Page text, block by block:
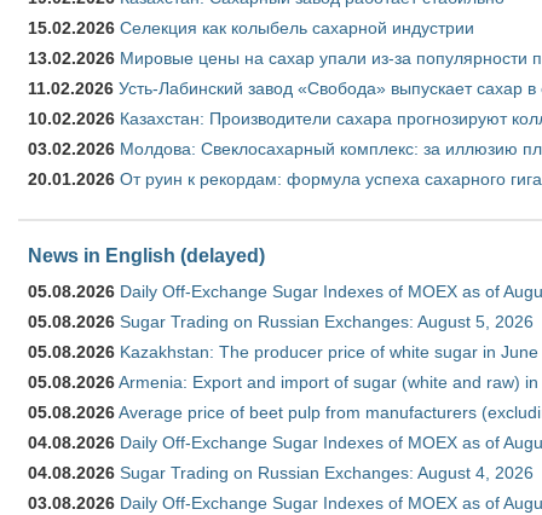
15.02.2026 Селекция как колыбель сахарной индустрии
13.02.2026 Мировые цены на сахар упали из-за популярности
11.02.2026 Усть-Лабинский завод «Свобода» выпускает сахар в
10.02.2026 Казахстан: Производители сахара прогнозируют
03.02.2026 Молдова: Свеклосахарный комплекс: за иллюзию
20.01.2026 От руин к рекордам: формула успеха сахарного
News in English (delayed)
05.08.2026 Daily Off-Exchange Sugar Indexes of MOEX as of
05.08.2026 Sugar Trading on Russian Exchanges: August 5, 2026
05.08.2026 Kazakhstan: The producer price of white sugar in
05.08.2026Armenia: Export and import of sugar (white and raw)
05.08.2026Average price of beet pulp from manufacturers
04.08.2026 Daily Off-Exchange Sugar Indexes of MOEX as of
04.08.2026 Sugar Trading on Russian Exchanges: August 4, 2026
03.08.2026 Daily Off-Exchange Sugar Indexes of MOEX as of